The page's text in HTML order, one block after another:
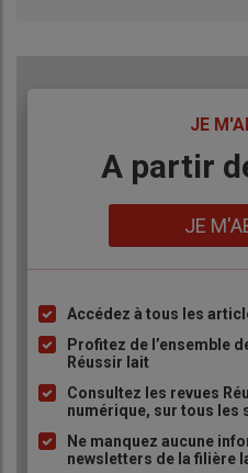
JE
BodyA partir
JE
Liste
à
puce
Accédez à tous les
Profitez de l’ensemble
Réussir lait
Consultez les revues
numérique, sur tous les
Ne manquez aucune
newsletters de la filière